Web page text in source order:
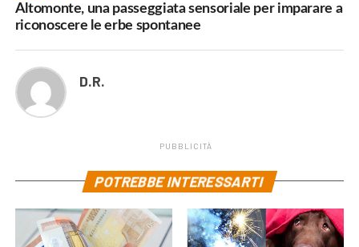
Altomonte, una passeggiata sensoriale per imparare a
riconoscere le erbe spontanee
D.R.
PUBBLICITÀ
POTREBBE INTERESSARTI